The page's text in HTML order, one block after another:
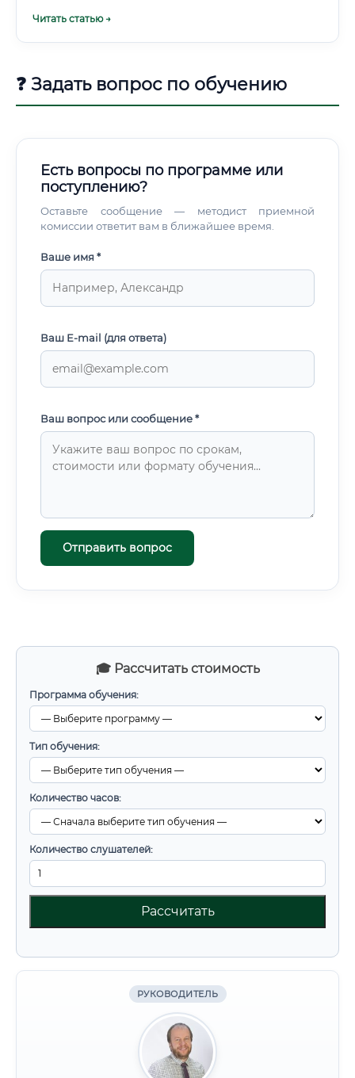
🎓 Рассчитать стоимость
Программа обучения:
Тип обучения:
Количество часов:
Количество слушателей:
Рассчитать
РУКОВОДИТЕЛЬ
думает о том, как наладить выпуск БАВ в больших
Читать статью →
❓ Задать вопрос по обучению
Есть вопросы по программе или
поступлению?
Оставьте сообщение — методист приемной
комиссии ответит вам в ближайшее время.
Ваше имя *
Ваш E-mail (для ответа)
Ваш вопрос или сообщение *
Отправить вопрос